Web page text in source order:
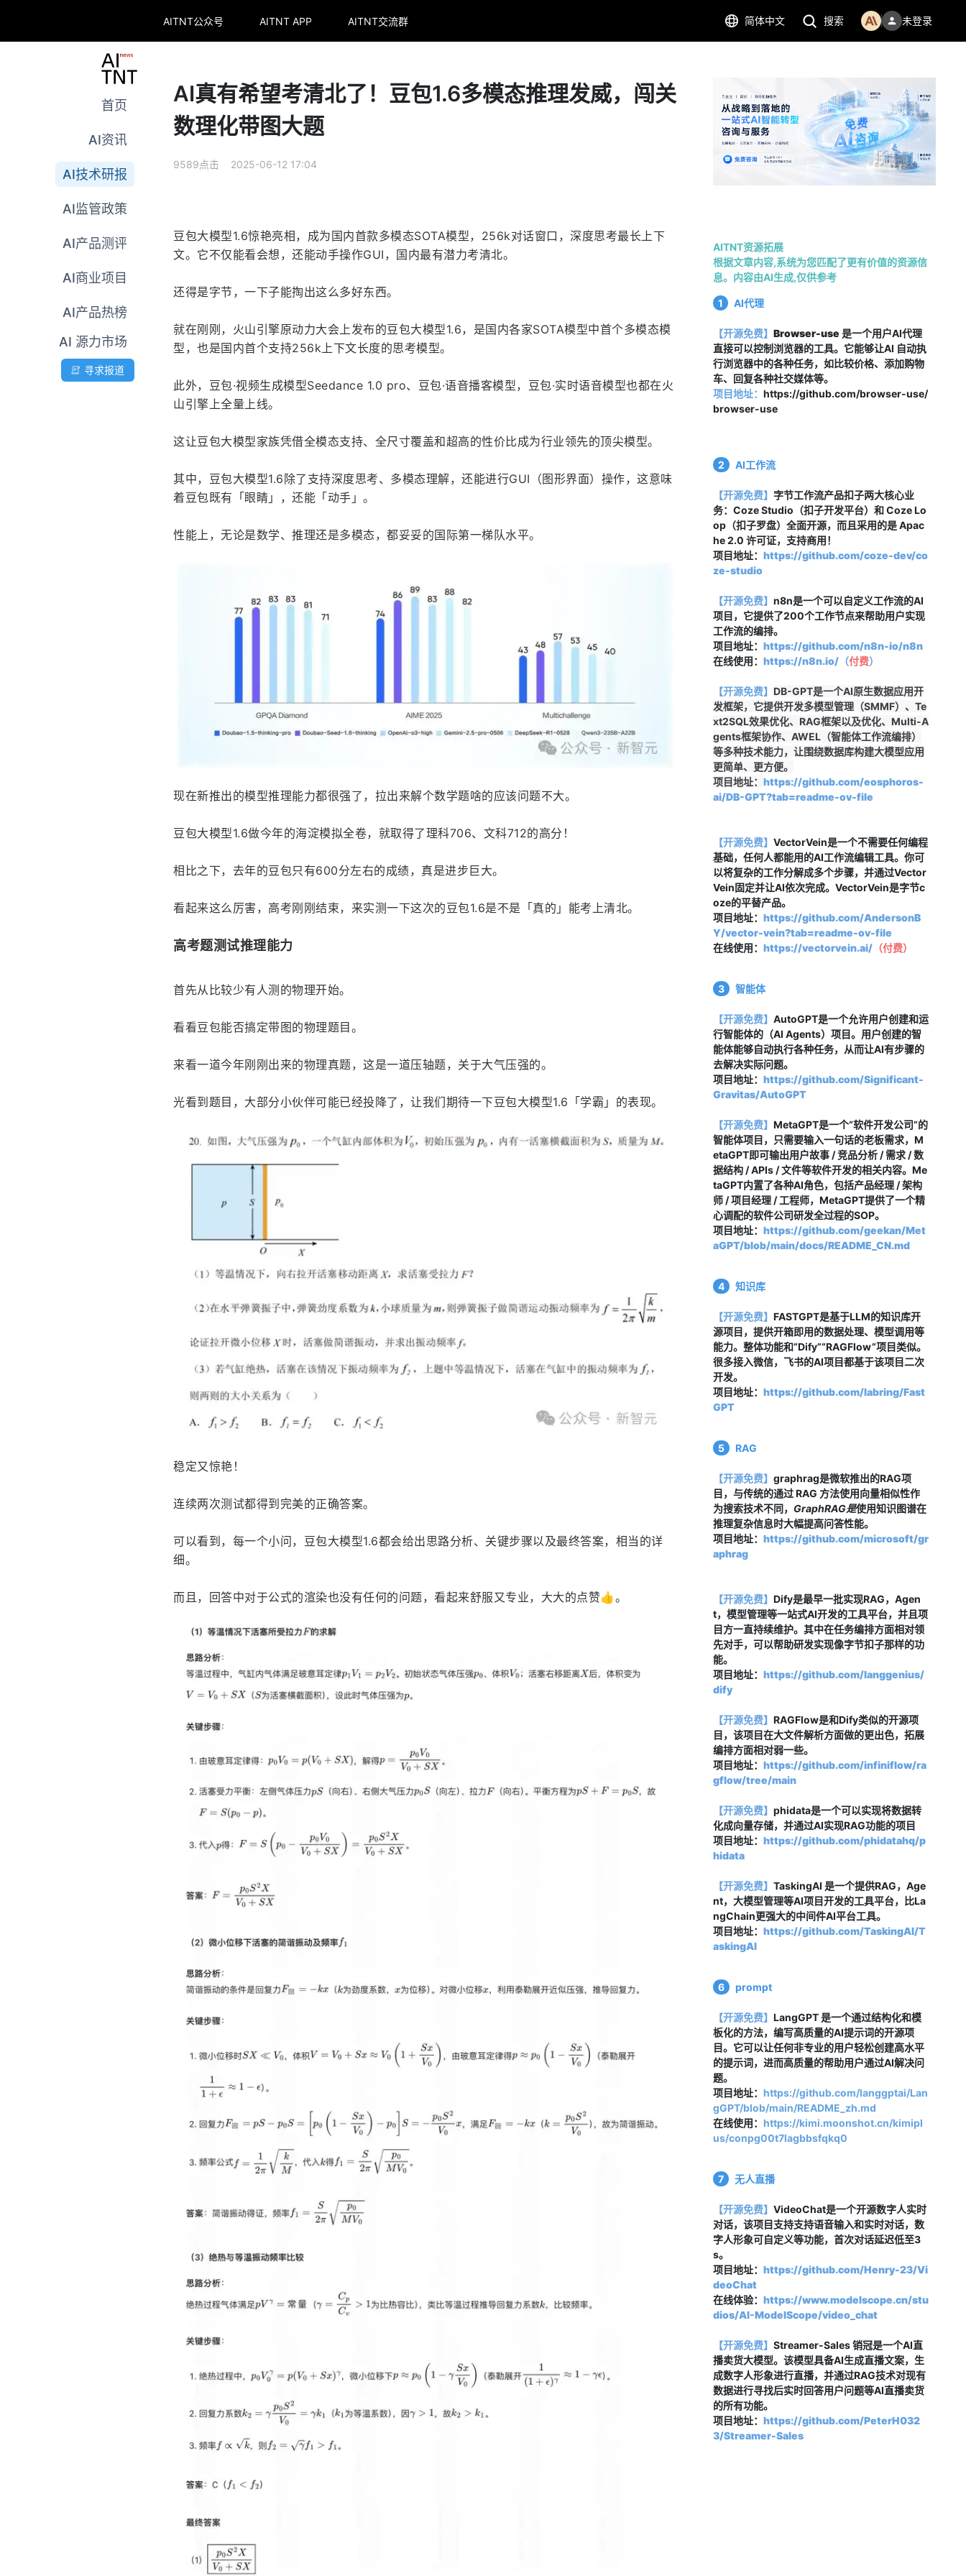
AITNT公众号 AITNT APP AITNT交流群 简体中文 搜索 未登录
首页
AI资讯
AI技术研报
AI监管政策
AI产品测评
AI商业项目
AI产品热榜
AI 源力市场
寻求报道
AI真有希望考清北了！豆包1.6多模态推理发威，闯关
数理化带图大题
9589点击 2025-06-12 17:04
豆包大模型1.6惊艳亮相，成为国内首款多模态SOTA模型，256k对话窗口，深度思考最长上下
文。它不仅能看会想，还能动手操作GUI，国内最有潜力考清北。
还得是字节，一下子能掏出这么多好东西。
就在刚刚，火山引擎原动力大会上发布的豆包大模型1.6，是国内各家SOTA模型中首个多模态模
型，也是国内首个支持256k上下文长度的思考模型。
此外，豆包·视频生成模型Seedance 1.0 pro、豆包·语音播客模型，豆包·实时语音模型也都在火
山引擎上全量上线。
这让豆包大模型家族凭借全模态支持、全尺寸覆盖和超高的性价比成为行业领先的顶尖模型。
其中，豆包大模型1.6除了支持深度思考、多模态理解，还能进行GUI（图形界面）操作，这意味
着豆包既有「眼睛」，还能「动手」。
性能上，无论是数学、推理还是多模态，都妥妥的国际第一梯队水平。
现在新推出的模型推理能力都很强了，拉出来解个数学题啥的应该问题不大。
豆包大模型1.6做今年的海淀模拟全卷，就取得了理科706、文科712的高分！
相比之下，去年的豆包只有600分左右的成绩，真是进步巨大。
看起来这么厉害，高考刚刚结束，来实测一下这次的豆包1.6是不是「真的」能考上清北。
高考题测试推理能力
首先从比较少有人测的物理开始。
看看豆包能否搞定带图的物理题目。
来看一道今年刚刚出来的物理真题，这是一道压轴题，关于大气压强的。
光看到题目，大部分小伙伴可能已经投降了，让我们期待一下豆包大模型1.6「学霸」的表现。
稳定又惊艳！
连续两次测试都得到完美的正确答案。
可以看到，每一个小问，豆包大模型1.6都会给出思路分析、关键步骤以及最终答案，相当的详
细。
而且，回答中对于公式的渲染也没有任何的问题，看起来舒服又专业，大大的点赞👍。
AITNT资源拓展
根据文章内容,系统为您匹配了更有价值的资源信
息。内容由AI生成,仅供参考
1 AI代理
【开源免费】 Browser-use 是一个用户AI代理
直接可以控制浏览器的工具。它能够让AI 自动执
行浏览器中的各种任务，如比较价格、添加购物
车、回复各种社交媒体等。
项目地址： https://github.com/browser-use/
browser-use
2 AI工作流
【开源免费】 字节工作流产品扣子两大核心业
务：Coze Studio（扣子开发平台）和 Coze Lo
op（扣子罗盘）全面开源，而且采用的是 Apac
he 2.0 许可证，支持商用！
项目地址： https://github.com/coze-dev/co
ze-studio
【开源免费】 n8n是一个可以自定义工作流的AI
项目，它提供了200个工作节点来帮助用户实现
工作流的编排。
项目地址： https://github.com/n8n-io/n8n
在线使用： https://n8n.io/（付费）
【开源免费】 DB-GPT是一个AI原生数据应用开
发框架，它提供开发多模型管理（SMMF）、Te
xt2SQL效果优化、RAG框架以及优化、Multi-A
gents框架协作、AWEL（智能体工作流编排）
等多种技术能力，让围绕数据库构建大模型应用
更简单、更方便。
项目地址： https://github.com/eosphoros-
ai/DB-GPT?tab=readme-ov-file
【开源免费】 VectorVein是一个不需要任何编程
基础，任何人都能用的AI工作流编辑工具。你可
以将复杂的工作分解成多个步骤，并通过Vector
Vein固定并让AI依次完成。VectorVein是字节c
oze的平替产品。
项目地址： https://github.com/AndersonB
Y/vector-vein?tab=readme-ov-file
在线使用： https://vectorvein.ai/ （付费）
3 智能体
【开源免费】 AutoGPT是一个允许用户创建和运
行智能体的（AI Agents）项目。用户创建的智
能体能够自动执行各种任务，从而让AI有步骤的
去解决实际问题。
项目地址： https://github.com/Significant-
Gravitas/AutoGPT
【开源免费】 MetaGPT是一个“软件开发公司”的
智能体项目，只需要输入一句话的老板需求，M
etaGPT即可输出用户故事 / 竞品分析 / 需求 / 数
据结构 / APIs / 文件等软件开发的相关内容。Me
taGPT内置了各种AI角色，包括产品经理 / 架构
师 / 项目经理 / 工程师，MetaGPT提供了一个精
心调配的软件公司研发全过程的SOP。
项目地址： https://github.com/geekan/Met
aGPT/blob/main/docs/README_CN.md
4 知识库
【开源免费】 FASTGPT是基于LLM的知识库开
源项目，提供开箱即用的数据处理、模型调用等
能力。整体功能和“Dify”“RAGFlow”项目类似。
很多接入微信，飞书的AI项目都基于该项目二次
开发。
项目地址： https://github.com/labring/Fast
GPT
5 RAG
【开源免费】 graphrag是微软推出的RAG项
目，与传统的通过 RAG 方法使用向量相似性作
为搜索技术不同， GraphRAG是使用知识图谱在
推理复杂信息时大幅提高问答性能。
项目地址： https://github.com/microsoft/gr
aphrag
【开源免费】 Dify是最早一批实现RAG，Agen
t，模型管理等一站式AI开发的工具平台，并且项
目方一直持续维护。其中在任务编排方面相对领
先对手，可以帮助研发实现像字节扣子那样的功
能。
项目地址： https://github.com/langgenius/
dify
【开源免费】 RAGFlow是和Dify类似的开源项
目，该项目在大文件解析方面做的更出色，拓展
编排方面相对弱一些。
项目地址： https://github.com/infiniflow/ra
gflow/tree/main
【开源免费】 phidata是一个可以实现将数据转
化成向量存储，并通过AI实现RAG功能的项目
项目地址： https://github.com/phidatahq/p
hidata
【开源免费】 TaskingAI 是一个提供RAG，Age
nt，大模型管理等AI项目开发的工具平台，比La
ngChain更强大的中间件AI平台工具。
项目地址： https://github.com/TaskingAI/T
askingAI
6 prompt
【开源免费】 LangGPT 是一个通过结构化和模
板化的方法，编写高质量的AI提示词的开源项
目。它可以让任何非专业的用户轻松创建高水平
的提示词，进而高质量的帮助用户通过AI解决问
题。
项目地址： https://github.com/langgptai/Lan
gGPT/blob/main/README_zh.md
在线使用： https://kimi.moonshot.cn/kimipl
us/conpg00t7lagbbsfqkq0
7 无人直播
【开源免费】 VideoChat是一个开源数字人实时
对话，该项目支持支持语音输入和实时对话，数
字人形象可自定义等功能， 首次对话延迟低至3
s。
项目地址： https://github.com/Henry-23/Vi
deoChat
在线体验： https://www.modelscope.cn/stu
dios/AI-ModelScope/video_chat
【开源免费】 Streamer-Sales 销冠是一个AI直
播卖货大模型。该模型具备AI生成直播文案，生
成数字人形象进行直播，并通过RAG技术对现有
数据进行寻找后实时回答用户问题等AI直播卖货
的所有功能。
项目地址： https://github.com/PeterH032
3/Streamer-Sales